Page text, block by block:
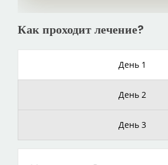
Как проходит лечение?
День 1
День 2
День 3